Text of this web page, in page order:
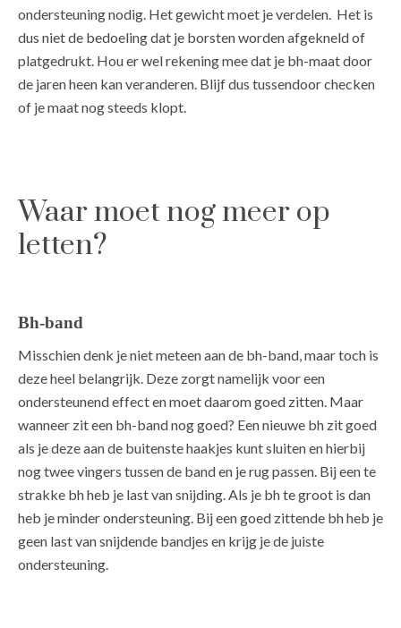
ondersteuning nodig. Het gewicht moet je verdelen. Het is
dus niet de bedoeling dat je borsten worden afgekneld of
platgedrukt. Hou er wel rekening mee dat je bh-maat door
de jaren heen kan veranderen. Blijf dus tussendoor checken
of je maat nog steeds klopt.
Waar moet nog meer op
letten?
Bh-band
Misschien denk je niet meteen aan de bh-band, maar toch is
deze heel belangrijk. Deze zorgt namelijk voor een
ondersteunend effect en moet daarom goed zitten. Maar
wanneer zit een bh-band nog goed? Een nieuwe bh zit goed
als je deze aan de buitenste haakjes kunt sluiten en hierbij
nog twee vingers tussen de band en je rug passen. Bij een te
strakke bh heb je last van snijding. Als je bh te groot is dan
heb je minder ondersteuning. Bij een goed zittende bh heb je
geen last van snijdende bandjes en krijg je de juiste
ondersteuning.